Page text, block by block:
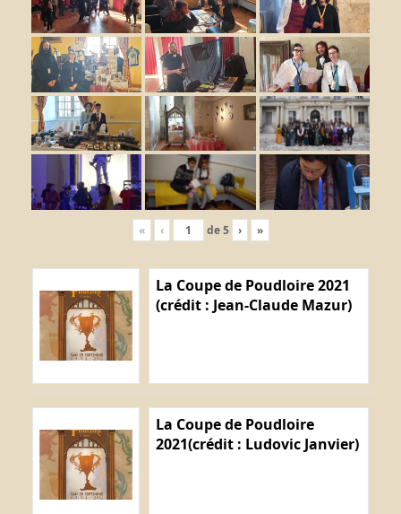
« ‹ de5 › »
La Coupe de Poudloire 2021
(crédit : Jean-Claude Mazur)
La Coupe de Poudloire
2021(crédit : Ludovic Janvier)